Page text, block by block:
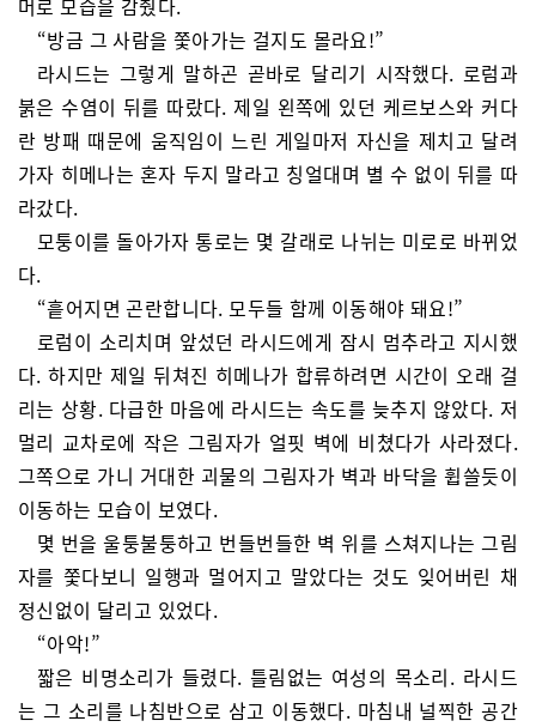
머로 모습을 감췄다.
“방금 그 사람을 쫓아가는 걸지도 몰라요!”
라시드는 그렇게 말하곤 곧바로 달리기 시작했다. 로럼과
붉은 수염이 뒤를 따랐다. 제일 왼쪽에 있던 케르보스와 커다
란 방패 때문에 움직임이 느린 게일마저 자신을 제치고 달려
가자 히메나는 혼자 두지 말라고 칭얼대며 별 수 없이 뒤를 따
라갔다.
모퉁이를 돌아가자 통로는 몇 갈래로 나뉘는 미로로 바뀌었
다.
“흩어지면 곤란합니다. 모두들 함께 이동해야 돼요!”
로럼이 소리치며 앞섰던 라시드에게 잠시 멈추라고 지시했
다. 하지만 제일 뒤쳐진 히메나가 합류하려면 시간이 오래 걸
리는 상황. 다급한 마음에 라시드는 속도를 늦추지 않았다. 저
멀리 교차로에 작은 그림자가 얼핏 벽에 비쳤다가 사라졌다.
그쪽으로 가니 거대한 괴물의 그림자가 벽과 바닥을 휩쓸듯이
이동하는 모습이 보였다.
몇 번을 울퉁불퉁하고 번들번들한 벽 위를 스쳐지나는 그림
자를 쫓다보니 일행과 멀어지고 말았다는 것도 잊어버린 채
정신없이 달리고 있었다.
“아악!”
짧은 비명소리가 들렸다. 틀림없는 여성의 목소리. 라시드
는 그 소리를 나침반으로 삼고 이동했다. 마침내 널찍한 공간